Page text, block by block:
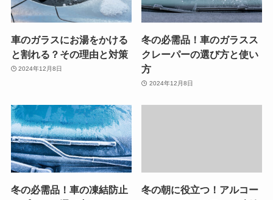
車のガラスにお湯をかける
と割れる？その理由と対策
2024年12月8日
冬の必需品！車のガラスス
クレーパーの選び方と使い
方
2024年12月8日
冬の必需品！車の凍結防止
冬の朝に役立つ！アルコー